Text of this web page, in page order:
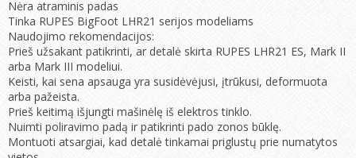
Nėra atraminis padas
Tinka RUPES BigFoot LHR21 serijos modeliams
Naudojimo rekomendacijos:
Prieš užsakant patikrinti, ar detalė skirta RUPES LHR21 ES, Mark II
arba Mark III modeliui.
Keisti, kai sena apsauga yra susidėvėjusi, įtrūkusi, deformuota
arba pažeista.
Prieš keitimą išjungti mašinėlę iš elektros tinklo.
Nuimti poliravimo padą ir patikrinti pado zonos būklę.
Montuoti atsargiai, kad detalė tinkamai priglustų prie numatytos